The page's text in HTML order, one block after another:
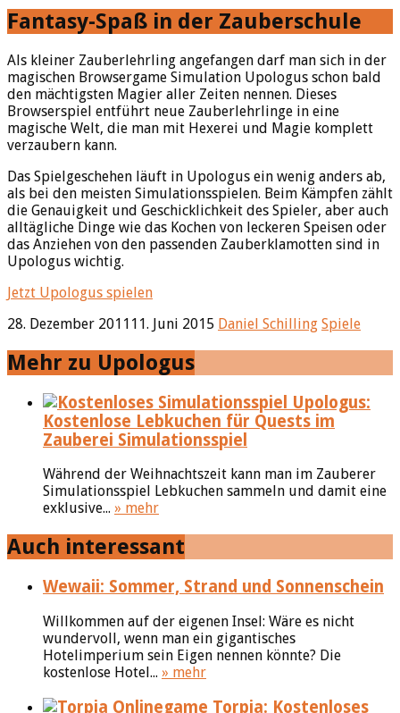
Fantasy-Spaß in der Zauberschule
Als kleiner Zauberlehrling angefangen darf man sich in der
magischen Browsergame Simulation Upologus schon bald
den mächtigsten Magier aller Zeiten nennen. Dieses
Browserspiel entführt neue Zauberlehrlinge in eine
magische Welt, die man mit Hexerei und Magie komplett
verzaubern kann.
Das Spielgeschehen läuft in Upologus ein wenig anders ab,
als bei den meisten Simulationsspielen. Beim Kämpfen zählt
die Genauigkeit und Geschicklichkeit des Spieler, aber auch
alltägliche Dinge wie das Kochen von leckeren Speisen oder
das Anziehen von den passenden Zauberklamotten sind in
Upologus wichtig.
Jetzt Upologus spielen
28. Dezember 2011 11. Juni 2015 Daniel Schilling Spiele
Mehr zu Upologus
Upologus:
Kostenlose Lebkuchen für Quests im
Zauberei Simulationsspiel
Während der Weihnachtszeit kann man im Zauberer
Simulationsspiel Lebkuchen sammeln und damit eine
exklusive... » mehr
Auch interessant
Wewaii: Sommer, Strand und Sonnenschein
Willkommen auf der eigenen Insel: Wäre es nicht
wundervoll, wenn man ein gigantisches
Hotelimperium sein Eigen nennen könnte? Die
kostenlose Hotel... » mehr
Torpia: Kostenloses